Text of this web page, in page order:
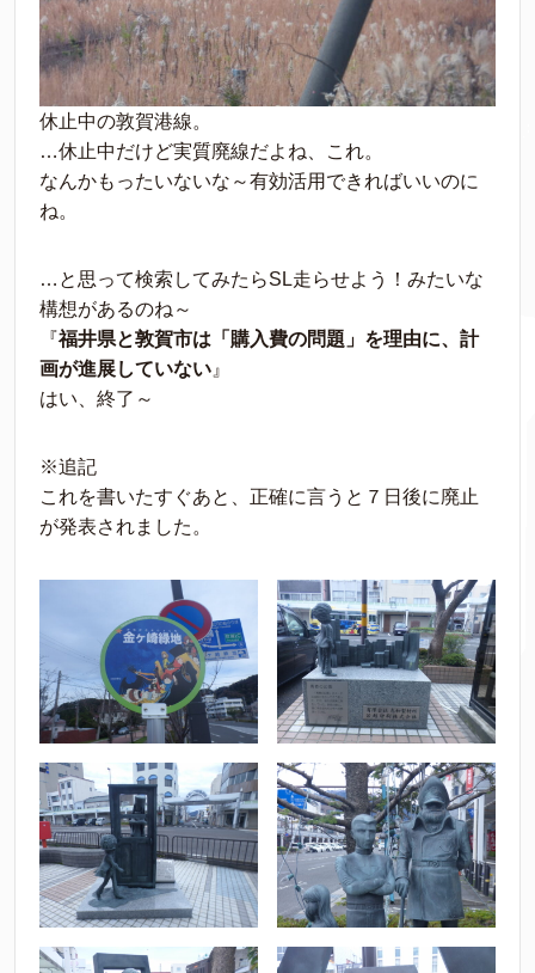
休止中の敦賀港線。
…休止中だけど実質廃線だよね、これ。
なんかもったいないな～有効活用できればいいのに
ね。
…と思って検索してみたらSL走らせよう！みたいな
構想があるのね～
『福井県と敦賀市は「購入費の問題」を理由に、計
画が進展していない 』
はい、終了～
※追記
これを書いたすぐあと、正確に言うと７日後に廃止
が発表されました。